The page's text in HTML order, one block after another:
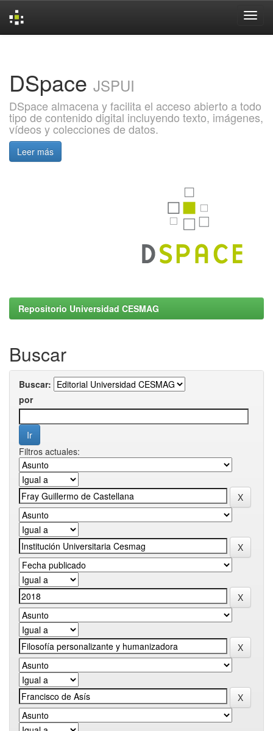
DSpace JSPUI
DSpace almacena y facilita el acceso abierto a todo
tipo de contenido digital incluyendo texto, imágenes,
vídeos y colecciones de datos.
Leer más
Repositorio Universidad CESMAG
Buscar
Buscar:
por
Filtros actuales: